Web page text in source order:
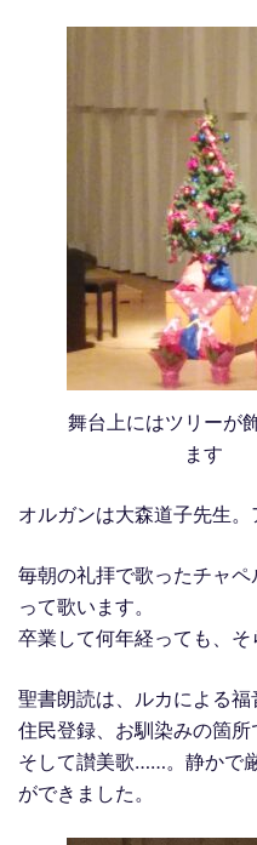
舞台上にはツリーが
ます
オルガンは大森道子先生。
毎朝の礼拝で歌ったチャ
って歌います。
卒業して何年経っても、そ
聖書朗読は、ルカによる
住民登録、お馴染みの箇所
そして讃美歌……。静かで
ができました。